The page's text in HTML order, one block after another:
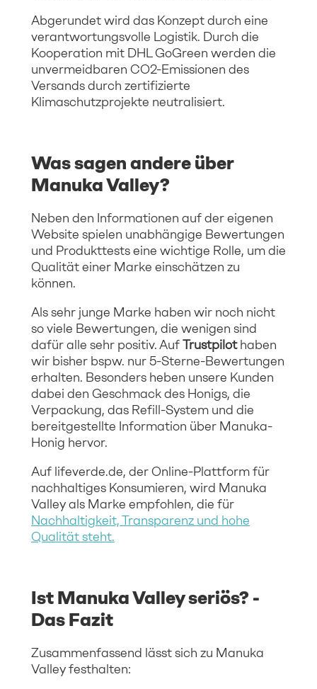
Abgerundet wird das Konzept durch eine
verantwortungsvolle Logistik. Durch die
Kooperation mit DHL GoGreen werden die
unvermeidbaren CO2-Emissionen des
Versands durch zertifizierte
Klimaschutzprojekte neutralisiert.
Was sagen andere über
Manuka Valley?
Neben den Informationen auf der eigenen
Website spielen unabhängige Bewertungen
und Produkttests eine wichtige Rolle, um die
Qualität einer Marke einschätzen zu
können.
Als sehr junge Marke haben wir noch nicht
so viele Bewertungen, die wenigen sind
dafür alle sehr positiv. AufTrustpilothaben
wir bisher bspw. nur 5-Sterne-Bewertungen
erhalten. Besonders heben unsere Kunden
dabei den Geschmack des Honigs, die
Verpackung, das Refill-System und die
bereitgestellte Information über Manuka-
Honig hervor.
Auf lifeverde.de, der Online-Plattform für
nachhaltiges Konsumieren, wird Manuka
Valley als Marke empfohlen, die für
Nachhaltigkeit, Transparenz und hohe
Qualität steht.
Ist Manuka Valley seriös? -
Das Fazit
Zusammenfassend lässt sich zu Manuka
Valley festhalten: